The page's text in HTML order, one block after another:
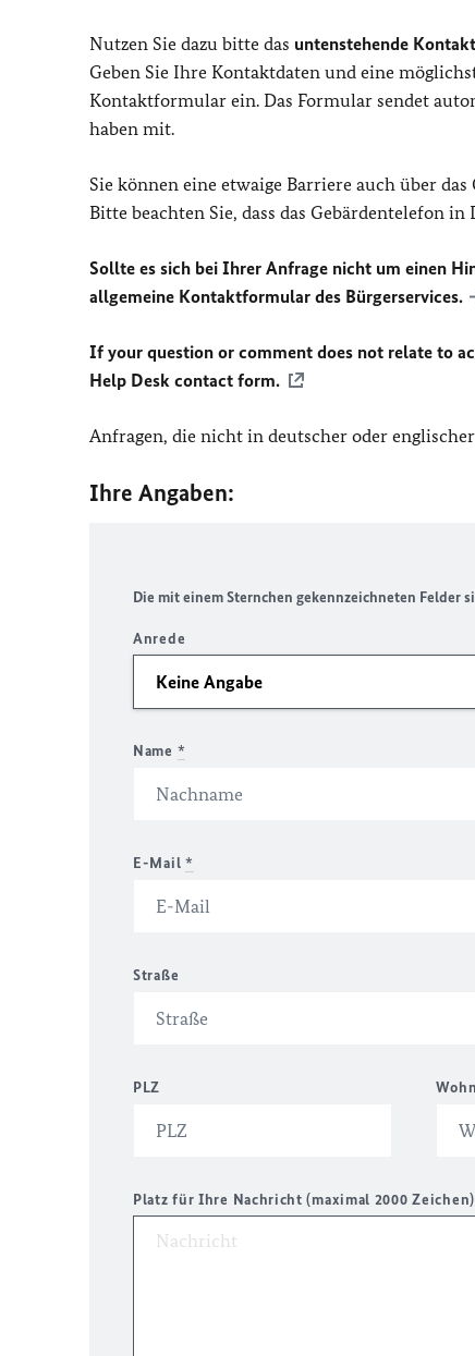
Nutzen Sie dazu bitte das untenstehende
Geben Sie Ihre Kontaktdaten und eine
Kontaktformular ein. Das Formular sendet
haben mit.
Sie können eine etwaige Barriere auch über
Bitte beachten Sie, dass das Gebärdentelefon
Sollte es sich bei Ihrer Anfrage nicht um einen
allgemeine Kontaktformular des Bürgerservices.
If your question or comment does not relate to
Help Desk contact form.
Anfragen, die nicht in deutscher oder
Ihre Angaben:
Die mit einem Sternchen gekennzeichneten Felder
Anrede
Name *
E-Mail *
Straße
PLZ
Platz für Ihre Nachricht (maximal 2000 Zeichen)